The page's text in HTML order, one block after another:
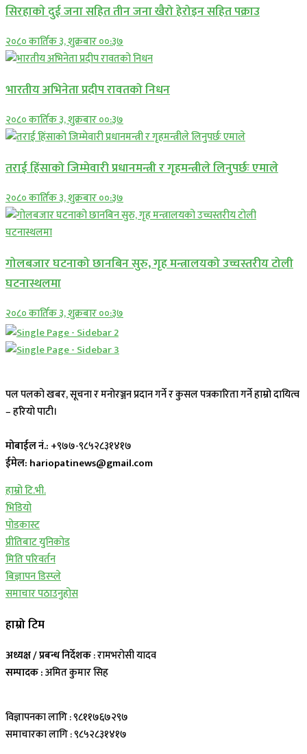
सिरहाकाे दुई जना सहित तीन जना खैरो हेरोइन सहित पक्राउ
२०८० कार्तिक ३, शुक्रबार ००:३७
भारतीय अभिनेता प्रदीप रावतको निधन
२०८० कार्तिक ३, शुक्रबार ००:३७
तराई हिंसाको जिम्मेवारी प्रधानमन्त्री र गृहमन्त्रीले लिनुपर्छः एमाले
२०८० कार्तिक ३, शुक्रबार ००:३७
गोलबजार घटनाको छानबिन सुरु, गृह मन्त्रालयको उच्चस्तरीय टोली
घटनास्थलमा
२०८० कार्तिक ३, शुक्रबार ००:३७
पल पलको खबर, सूचना र मनोरञ्जन प्रदान गर्ने र कुसल पत्रकारिता गर्ने हाम्रो दायित्व
– हरियो पाटी।
मोबाईल नं.: +९७७-९८५२८३१४१७
ईमेल: hariopatinews@gmail.com
हाम्रो टि.भी.
भिडियो
पोडकास्ट
प्रीतिबाट युनिकोड
मिति परिवर्तन
बिज्ञापन डिस्प्ले
समाचार पठाउनुहोस
हाम्रो टिम
अध्यक्ष / प्रबन्ध निर्देशक: रामभरोसी यादव
सम्पादक :अमित कुमार सिह
विज्ञापनका लागि : ९८११७६७२९७
समाचारका लागि : ९८५२८३१४१७